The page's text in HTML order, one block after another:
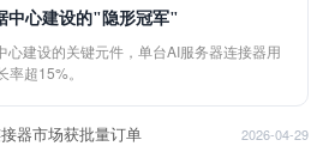
中心建设的"隐形冠军"
心建设的关键元件，单台AI服务器连接器用
超15%。
器市场获批量订单 2026-04-29